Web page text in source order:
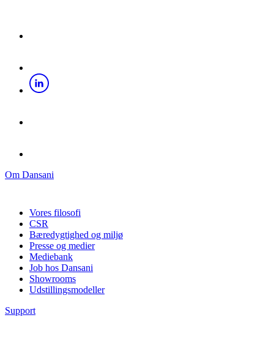
Om Dansani
Vores filosofi
CSR
Bæredygtighed og miljø
Presse og medier
Mediebank
Job hos Dansani
Showrooms
Udstillingsmodeller
Support